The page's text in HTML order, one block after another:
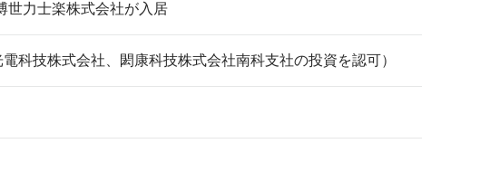
世力士楽株式会社が入居
科技株式会社、閎康科技株式会社南科支社の投資を認可）